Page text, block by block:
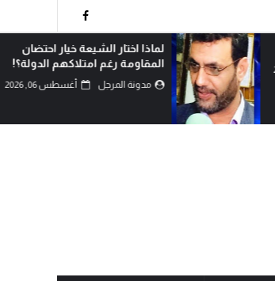
لماذا اختار الشيعة خيار احتضان
المقاومة رغم امتلاكهم الدولة؟!
مدونة المرجل أغسطس 06, 2026